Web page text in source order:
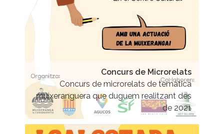
Concurs de Microrelats
Concurs de microrelats de temàtica
muixeranguera que duguem realitzant des
de 2021